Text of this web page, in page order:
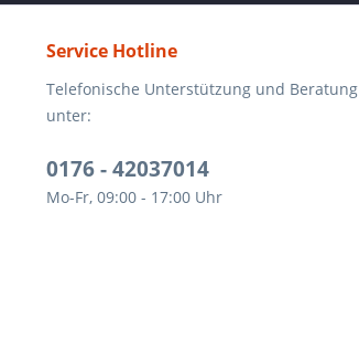
Service Hotline
Telefonische Unterstützung und Beratung
unter:
0176 - 42037014
Mo-Fr, 09:00 - 17:00 Uhr